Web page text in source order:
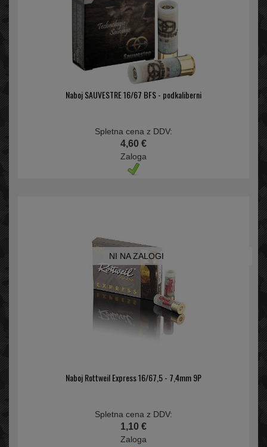
Naboj SAUVESTRE 16/67 BFS - podkaliberni
Spletna cena z DDV:
4,60 €
Zaloga
NI NA ZALOGI
Naboj Rottweil Express 16/67,5 - 7,4mm 9P
Spletna cena z DDV:
1,10 €
Zaloga